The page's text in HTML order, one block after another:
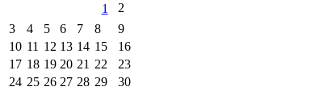
1
2
3
4 5 6 7 8
9
10 11 12 13 14 15
16
17 18 19 20 21 22
23
24 25 26 27 28 29 30